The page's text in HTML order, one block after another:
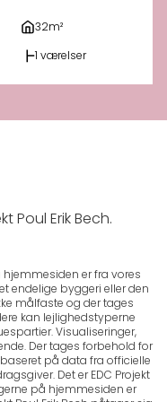
32m²
1 værelser
Poul Erik Bech.
er fra vores
endelige byggeri eller den
målfaste og der tages
kan lejlighedstyperne
Visualiseringer,
Der tages forbehold for
på data fra officielle
Det er EDC Projekt
på hjemmesiden er